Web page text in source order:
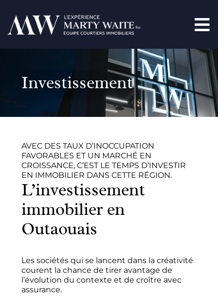
Investissement
AVEC DES TAUX D’INOCCUPATION
FAVORABLES ET UN MARCHÉ EN
CROISSANCE, C’EST LE TEMPS D’INVESTIR
EN IMMOBILIER DANS CETTE RÉGION.
L’investissement
immobilier en
Outaouais
Les sociétés qui se lancent dans la créativité
courent la chance de tirer avantage de
l’évolution du contexte et de croître avec
assurance.